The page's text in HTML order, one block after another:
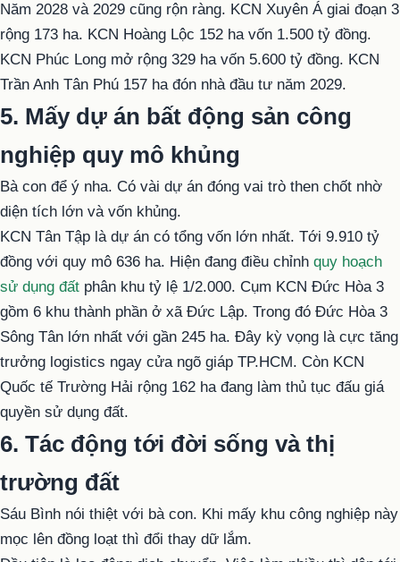
Năm 2028 và 2029 cũng rộn ràng. KCN Xuyên Á giai đoạn 3
rộng 173 ha. KCN Hoàng Lộc 152 ha vốn 1.500 tỷ đồng.
KCN Phúc Long mở rộng 329 ha vốn 5.600 tỷ đồng. KCN
Trần Anh Tân Phú 157 ha đón nhà đầu tư năm 2029.
5. Mấy dự án bất động sản công
nghiệp quy mô khủng
Bà con để ý nha. Có vài dự án đóng vai trò then chốt nhờ
diện tích lớn và vốn khủng.
KCN Tân Tập là dự án có tổng vốn lớn nhất. Tới 9.910 tỷ
đồng với quy mô 636 ha. Hiện đang điều chỉnh quy hoạch
sử dụng đất phân khu tỷ lệ 1/2.000. Cụm KCN Đức Hòa 3
gồm 6 khu thành phần ở xã Đức Lập. Trong đó Đức Hòa 3
Sông Tân lớn nhất với gần 245 ha. Đây kỳ vọng là cực tăng
trưởng logistics ngay cửa ngõ giáp TP.HCM. Còn KCN
Quốc tế Trường Hải rộng 162 ha đang làm thủ tục đấu giá
quyền sử dụng đất.
6. Tác động tới đời sống và thị
trường đất
Sáu Bình nói thiệt với bà con. Khi mấy khu công nghiệp này
mọc lên đồng loạt thì đổi thay dữ lắm.